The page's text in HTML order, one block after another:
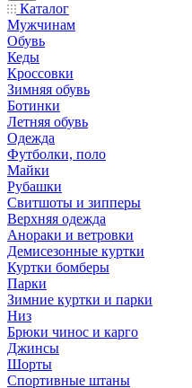
Каталог
Мужчинам
Обувь
Кеды
Кроссовки
Зимняя обувь
Ботинки
Летняя обувь
Одежда
Футболки, поло
Майки
Рубашки
Свитшоты и зипперы
Верхняя одежда
Анораки и ветровки
Демисезонные куртки
Куртки бомберы
Парки
Зимние куртки и парки
Низ
Брюки чинос и карго
Джинсы
Шорты
Спортивные штаны